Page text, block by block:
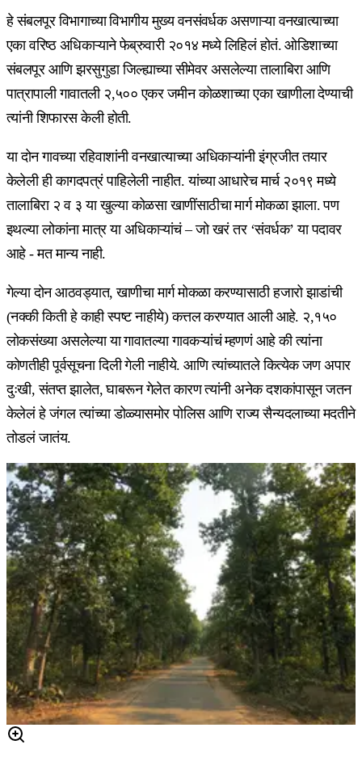
हे संबलपूर विभागाच्या विभागीय मुख्य वनसंवर्धक असणाऱ्या वनखात्याच्या
एका वरिष्ठ अधिकाऱ्याने फेब्रुवारी २०१४ मध्ये लिहिलं होतं. ओडिशाच्या
संबलपूर आणि झरसुगुडा जिल्ह्याच्या सीमेवर असलेल्या तालाबिरा आणि
पात्रापाली गावातली २,५०० एकर जमीन कोळशाच्या एका खाणीला देण्याची
त्यांनी शिफारस केली होती.
या दोन गावच्या रहिवाशांनी वनखात्याच्या अधिकाऱ्यांनी इंग्रजीत तयार
केलेली ही कागदपत्रं पाहिलेली नाहीत. यांच्या आधारेच मार्च २०१९ मध्ये
तालाबिरा २ व ३ या खुल्या कोळसा खाणींसाठीचा मार्ग मोकळा झाला. पण
इथल्या लोकांना मात्र या अधिकाऱ्यांचं – जो खरं तर ‘संवर्धक’ या पदावर
आहे - मत मान्य नाही.
गेल्या दोन आठवड्यात, खाणीचा मार्ग मोकळा करण्यासाठी हजारो झाडांची
(नक्की किती हे काही स्पष्ट नाहीये) कत्तल करण्यात आली आहे. २,१५०
लोकसंख्या असलेल्या या गावातल्या गावकऱ्यांचं म्हणणं आहे की त्यांना
कोणतीही पूर्वसूचना दिली गेली नाहीये. आणि त्यांच्यातले कित्येक जण अपार
दुःखी, संतप्त झालेत, घाबरून गेलेत कारण त्यांनी अनेक दशकांपासून जतन
केलेलं हे जंगल त्यांच्या डोळ्यासमोर पोलिस आणि राज्य सैन्यदलाच्या मदतीने
तोडलं जातंय.